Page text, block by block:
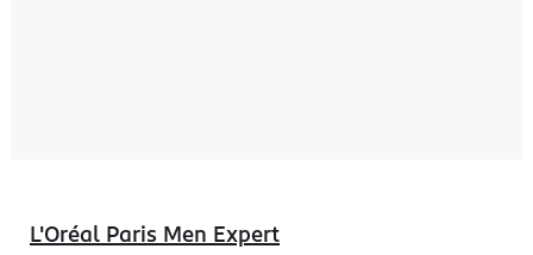
L'Oréal Paris Men Expert